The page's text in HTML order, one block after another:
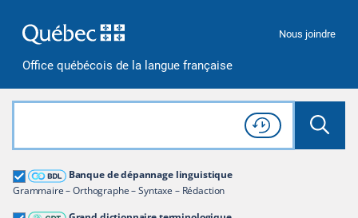
Office québécois de la langue française
Nous joindre
Rechercher dans tout le site
Lancer
Consulter l'
Historique
de recherche
Banque de dépannage linguistique
Grammaire – Orthographe – Syntaxe – Rédaction
Grand dictionnaire terminologique
Restreindre aux termes